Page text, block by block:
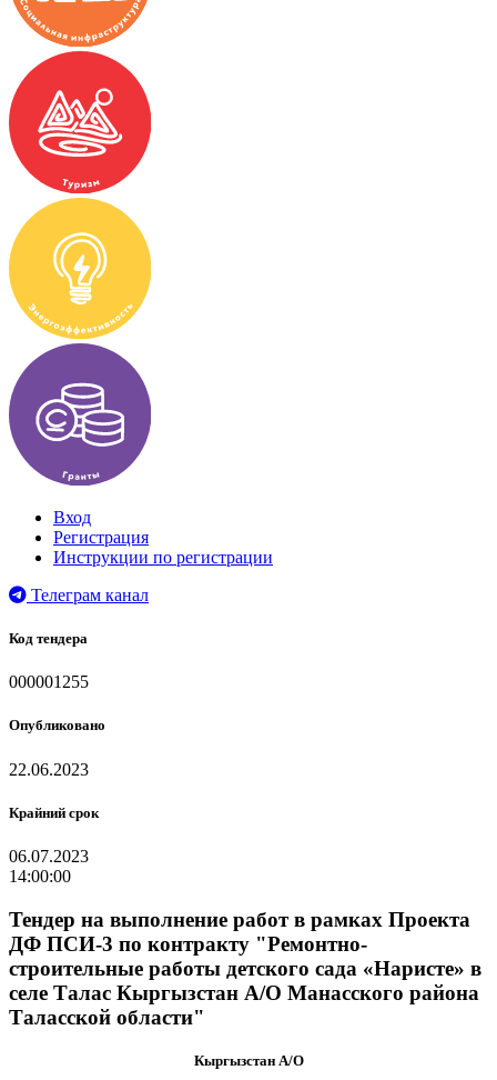
Вход
Регистрация
Инструкции по регистрации
Телеграм канал
Код тендера
000001255
Опубликовано
22.06.2023
Крайний срок
06.07.2023
14:00:00
Тендер на выполнение работ в рамках Проекта
ДФ ПСИ-3 по контракту "Ремонтно-
строительные работы детского сада «Наристе» в
селе Талас Кыргызстан А/О Манасского района
Таласской области"
Кыргызстан А/О